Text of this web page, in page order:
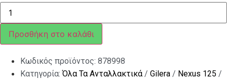
ΔΙΣΚΟΣ
ΚΟΜΠΛΕΡ
RUNNER
M.01-
ET4
150
Προσθήκη στο καλάθι
Κωδικός προϊόντος: 878998
Κατηγορία:Όλα Τα Ανταλλακτικά/ Gilera / Nexus 125 /